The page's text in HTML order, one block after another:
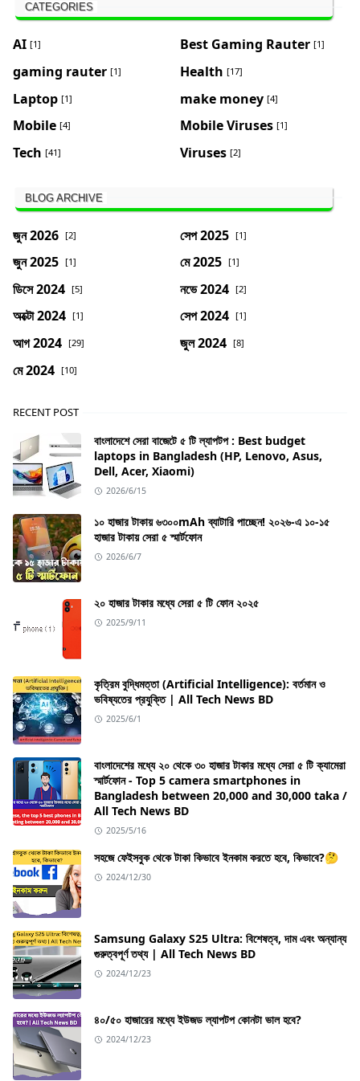
CATEGORIES
AI [1] Best Gaming Rauter [1]
gaming rauter [1] Health [17]
Laptop [1] make money [4]
Mobile [4] Mobile Viruses [1]
Tech [41] Viruses [2]
BLOG ARCHIVE
জুন 2026 [2] সেপ 2025 [1]
জুন 2025 [1] মে 2025 [1]
ডিসে 2024 [5] নভে 2024 [2]
অক্টো 2024 [1] সেপ 2024 [1]
আগ 2024 [29] জুল 2024 [8]
মে 2024 [10]
RECENT POST
বাংলাদেশে সেরা বাজেটে ৫ টি ল্যাপটপ : Best budget
laptops in Bangladesh (HP, Lenovo, Asus,
Dell, Acer, Xiaomi)
2026/6/15
১০ হাজার টাকায় ৬৩০০mAh ব্যাটারি পাচ্ছেন! ২০২৬-এ ১০-১৫
হাজার টাকায় সেরা ৫ স্মার্টফোন
2026/6/7
২০ হাজার টাকার মধ্যে সেরা ৫ টি ফোন ২০২৫
2025/9/11
কৃত্রিম বুদ্ধিমত্তা (Artificial Intelligence): বর্তমান ও
ভবিষ্যতের প্রযুক্তি | All Tech News BD
2025/6/1
বাংলাদেশের মধ্যে ২০ থেকে ৩০ হাজার টাকার মধ্যে সেরা ৫ টি ক্যামেরা
স্মার্টফোন - Top 5 camera smartphones in
Bangladesh between 20,000 and 30,000 taka /
All Tech News BD
2025/5/16
সহজে ফেইসবুক থেকে টাকা কিভাবে ইনকাম করতে হবে, কিভাবে?🤔
2024/12/30
Samsung Galaxy S25 Ultra: বিশেষত্ব, দাম এবং অন্যান্য
গুরুত্বপূর্ণ তথ্য | All Tech News BD
2024/12/23
৪০/৫০ হাজারের মধ্যে ইউজড ল্যাপটপ কোনটা ভাল হবে?
2024/12/23